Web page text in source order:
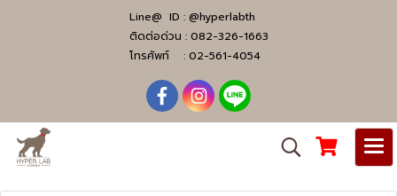
Line@ ID : @hyperlabth
ติดต่อด่วน : 082-326-1663
โทรศัพท์ : 02-561-4054